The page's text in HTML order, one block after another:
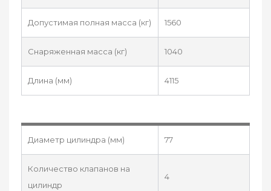
Допустимая полная масса (кг) 1560
Снаряженная масса (кг) 1040
Длина (мм) 4115
Диаметр цилиндра (мм) 77
Количество клапанов на
цилиндр
4